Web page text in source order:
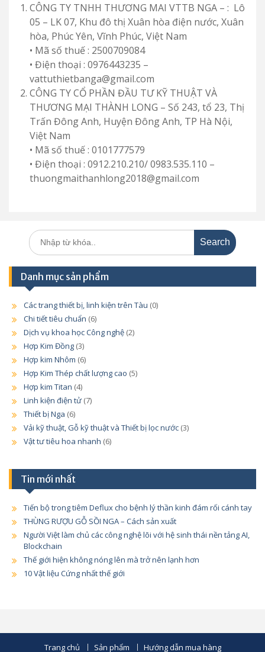
CÔNG TY TNHH THƯƠNG MAI VTTB NGA – : Lô
05 – LK 07, Khu đô thị Xuân hòa điện nước, Xuân
hòa, Phúc Yên, Vĩnh Phúc, Việt Nam
• Mã số thuế : 2500709084
• Điện thoại : 0976443235 –
vattuthietbanga@gmail.com
CÔNG TY CỔ PHẦN ĐẦU TƯ KỸ THUẬT VÀ
THƯƠNG MẠI THÀNH LONG – Số 243, tổ 23, Thị
Trấn Đông Anh, Huyện Đông Anh, TP Hà Nội,
Việt Nam
• Mã số thuế : 0101777579
• Điện thoại : 0912.210.210/ 0983.535.110 –
thuongmaithanhlong2018@gmail.com
Search
for:
Danh mục sản phẩm
Các trang thiết bị, linh kiện trên Tàu (0)
Chi tiết tiêu chuẩn (6)
Dịch vụ khoa học Công nghệ (2)
Hợp Kim Đồng (3)
Hợp kim Nhôm (6)
Hợp Kim Thép chất lượng cao (5)
Hợp kim Titan (4)
Linh kiện điện tử (7)
Thiết bị Nga (6)
Vải kỹ thuật, Gỗ kỹ thuật và Thiết bị lọc nước (3)
Vật tư tiêu hoa nhanh (6)
Tin mới nhất
Tiến bộ trong tiêm Deflux cho bệnh lý thần kinh đám rối cánh tay
THÙNG RƯỢU GỖ SỒI NGA – Cách sản xuất
Người Việt làm chủ các công nghệ lõi với hệ sinh thái nền tảng AI,
Blockchain
Thế giới hiện không nóng lên mà trở nên lạnh hơn
10 Vật liệu Cứng nhất thế giới
Trang chủ Sản phẩm Hướng dẫn mua hàng